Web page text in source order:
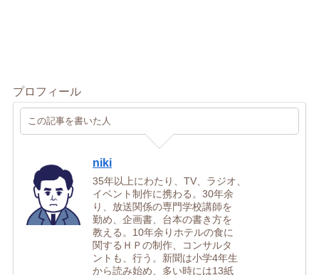
プロフィール
この記事を書いた人
niki
35年以上にわたり、TV、ラジオ、
イベント制作に携わる。30年余
り、放送関係の専門学校講師を
勤め、企画書、台本の書き方を
教える。10年余りホテルの食に
関するＨＰの制作、コンサルタ
ントも、行う。新聞は小学4年生
から読み始め、多い時には13紙